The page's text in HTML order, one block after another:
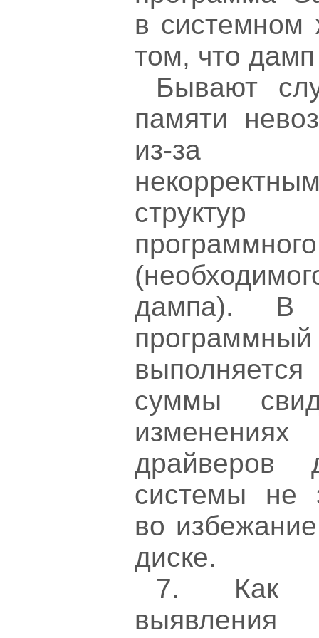
в системном
том, что
Бывают
памяти
из-за
дампа). В
суммы
драйверов
системы не
во
диске.
7. Как